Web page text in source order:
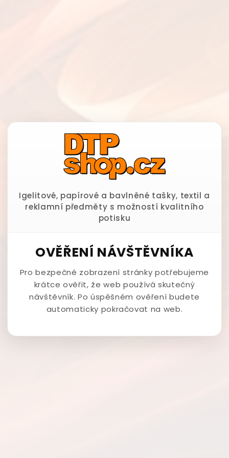
Igelitové, papírové a bavlněné tašky, textil a
reklamní předměty s možností kvalitního
potisku
OVĚŘENÍ NÁVŠTĚVNÍKA
Pro bezpečné zobrazení stránky potřebujeme
krátce ověřit, že web používá skutečný
návštěvník. Po úspěšném ověření budete
automaticky pokračovat na web.